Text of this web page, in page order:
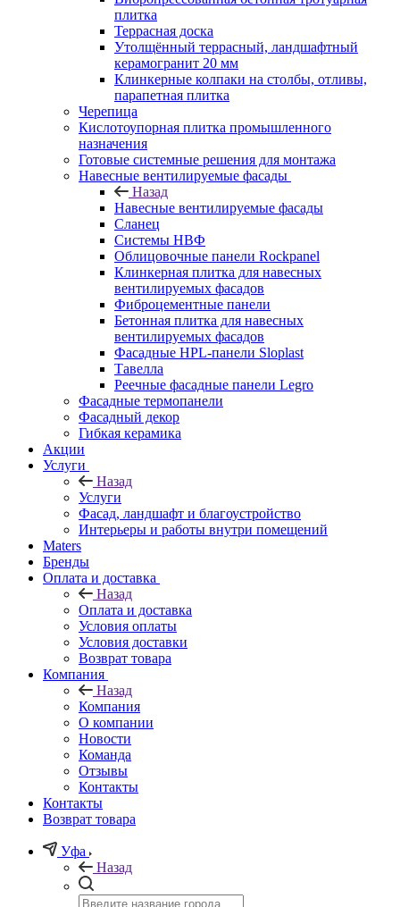
плитка
Террасная доска
Утолщённый террасный, ландшафтный
керамогранит 20 мм
Клинкерные колпаки на столбы, отливы,
парапетная плитка
Черепица
Кислотоупорная плитка промышленного
назначения
Готовые системные решения для монтажа
Навесные вентилируемые фасады
Назад
Навесные вентилируемые фасады
Сланец
Системы НВФ
Облицовочные панели Rockpanel
Клинкерная плитка для навесных
вентилируемых фасадов
Фиброцементные панели
Бетонная плитка для навесных
вентилируемых фасадов
Фасадные HPL-панели Sloplast
Тавелла
Реечные фасадные панели Legro
Фасадные термопанели
Фасадный декор
Гибкая керамика
Акции
Услуги
Назад
Услуги
Фасад, ландшафт и благоустройство
Интерьеры и работы внутри помещений
Maters
Бренды
Оплата и доставка
Назад
Оплата и доставка
Условия оплаты
Условия доставки
Возврат товара
Компания
Назад
Компания
О компании
Новости
Команда
Отзывы
Контакты
Контакты
Возврат товара
Уфа
Назад